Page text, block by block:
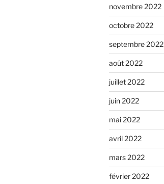
novembre 2022
octobre 2022
septembre 2022
août 2022
juillet 2022
juin 2022
mai 2022
avril 2022
mars 2022
février 2022